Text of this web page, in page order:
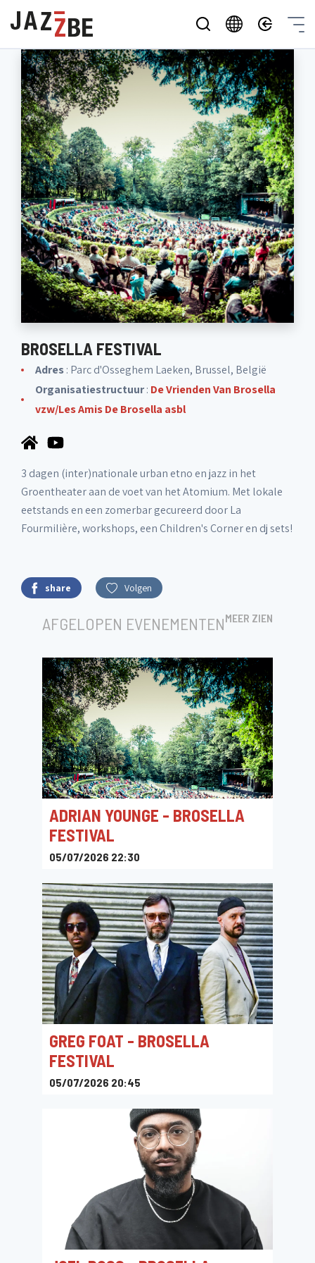
BROSELLA FESTIVAL
Adres: Parc d'Osseghem Laeken, Brussel, België
Organisatiestructuur: De Vrienden Van Brosella
vzw/Les Amis De Brosella asbl
3 dagen (inter)nationale urban etno en jazz in het
Groentheater aan de voet van het Atomium. Met lokale
eetstands en een zomerbar gecureerd door La
Fourmilière, workshops, een Children's Corner en dj sets!
share Volgen
AFGELOPEN EVENEMENTENMEER ZIEN
ADRIAN YOUNGE - BROSELLA
FESTIVAL
05/07/2026 22:30
GREG FOAT - BROSELLA
FESTIVAL
05/07/2026 20:45